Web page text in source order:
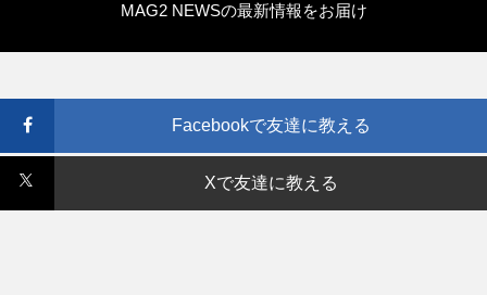
MAG2 NEWSの最新情報をお届け
Facebookで友達に教える
Xで友達に教える